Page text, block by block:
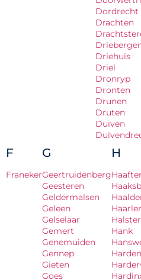
Dordrecht
Drachten
Driehuis
Driel
Dronryp
Dronten
Drunen
Druten
Duiven
F
Franeker
G
Geertruidenberg
Geesteren
Geldermalsen
Geleen
Gelselaar
Gemert
Genemuiden
Gennep
Gieten
Goes
H
Hank